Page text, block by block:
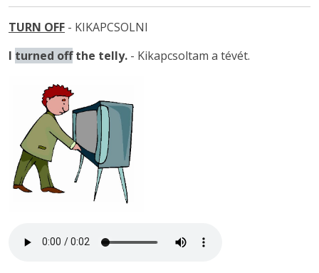
TURN OFF - KIKAPCSOLNI
I turned offthe telly. - Kikapcsoltam a tévét.